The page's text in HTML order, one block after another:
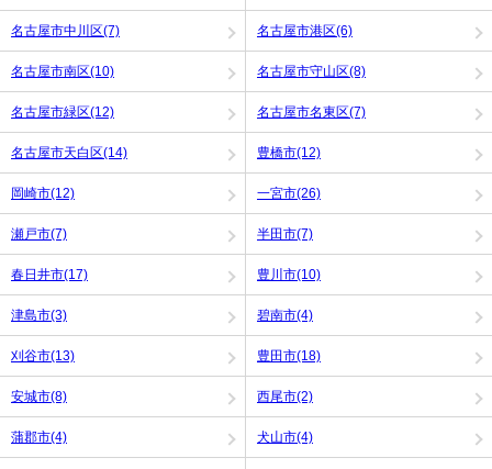
名古屋市中川区(7) 名古屋市港区(6)
名古屋市南区(10) 名古屋市守山区(8)
名古屋市緑区(12) 名古屋市名東区(7)
名古屋市天白区(14) 豊橋市(12)
岡崎市(12) 一宮市(26)
瀬戸市(7) 半田市(7)
春日井市(17) 豊川市(10)
津島市(3) 碧南市(4)
刈谷市(13) 豊田市(18)
安城市(8) 西尾市(2)
蒲郡市(4) 犬山市(4)